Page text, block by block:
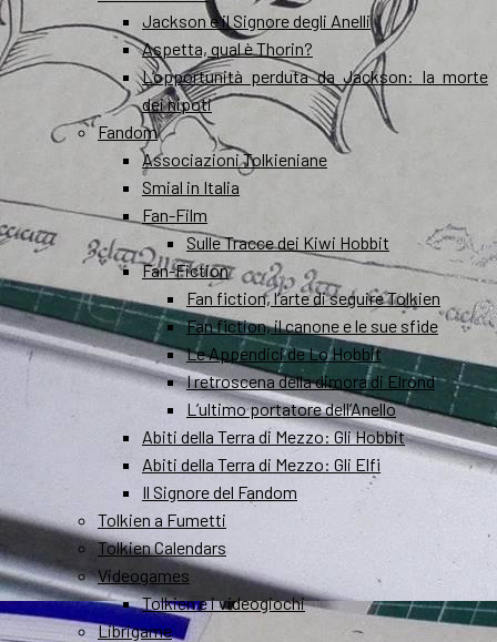
Jackson e il Signore degli Anelli
Aspetta, qual è Thorin?
L’opportunità perduta da Jackson: la morte
dei nipoti
Fandom
Associazioni Tolkieniane
Smial in Italia
Fan-Film
Sulle Tracce dei Kiwi Hobbit
Fan-Fiction
Fan fiction, l’arte di seguire Tolkien
Fan fiction, il canone e le sue sfide
Le Appendici de Lo Hobbit
I retroscena della dimora di Elrond
L’ultimo portatore dell’Anello
Abiti della Terra di Mezzo: Gli Hobbit
Abiti della Terra di Mezzo: Gli Elfi
Il Signore del Fandom
Tolkien a Fumetti
Tolkien Calendars
Videogames
Tolkien e i videogiochi
Librigame